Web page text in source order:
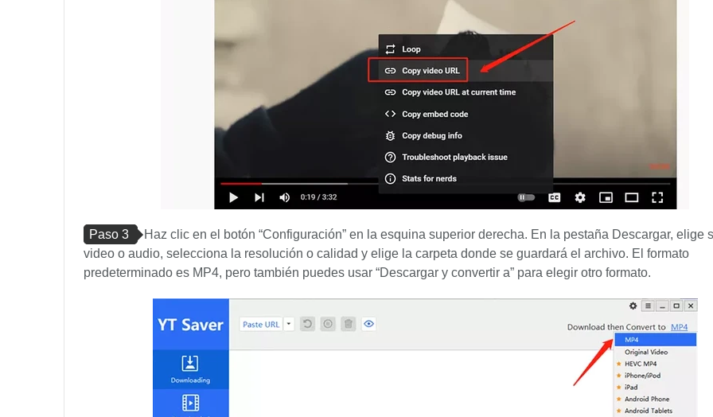
Paso 3
Haz clic en el botón “Configuración” en la esquina superior derecha. En la pestaña Descargar, elige
video o audio, selecciona la resolución o calidad y elige la carpeta donde se guardará el archivo. El formato
predeterminado es MP4, pero también puedes usar “Descargar y convertir a” para elegir otro formato.